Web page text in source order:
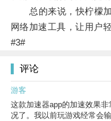
总的来说，快柠檬加
网络加速工具，让用户
#3#
评论
游客
这款加速器app的加速效果
况了。我以前玩游戏经常会